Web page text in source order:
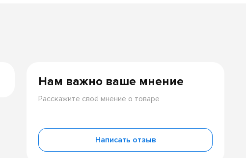
Нам важно ваше мнение
Расскажите своё мнение о товаре
Написать отзыв